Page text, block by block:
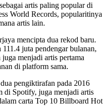
artis paling popular di
World Records, popularitinya
artis lain.
mencipta dua rekod baru.
juta pendengar bulanan,
menjadi artis pertama
di platform sama.
pengiktirafan pada 2016
di Spotify, juga menjadi artis
carta Top 10 Billboard Hot